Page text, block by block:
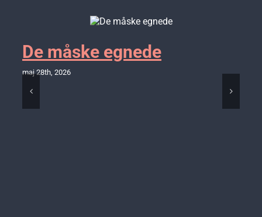
De måske egnede
maj 28th, 2026